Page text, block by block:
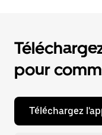
pour
Téléchargez